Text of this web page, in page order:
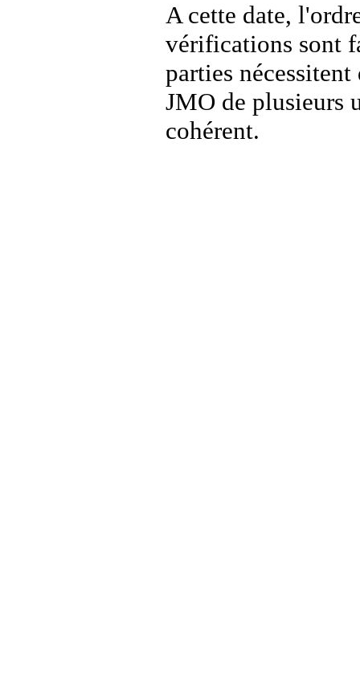
A cette date,
vérifications sont
parties
JMO de plusieurs
cohérent.